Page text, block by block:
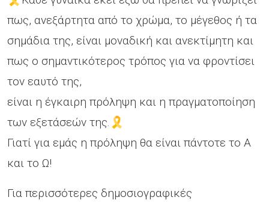
πως, ανεξάρτητα από το χρώμα, το μέγεθος ή τα
σημάδια της, είναι μοναδική και ανεκτίμητη και
πως ο σημαντικότερος τρόπος για να φροντίσει
τον εαυτό της,
είναι η έγκαιρη πρόληψη και η πραγματοποίηση
των εξετάσεών της.🎗️
Γιατί για εμάς η πρόληψη θα είναι πάντοτε το Α
και το Ω!
Για περισσότερες δημοσιογραφικές